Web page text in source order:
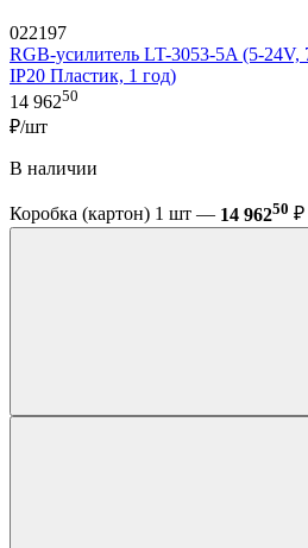
022197
RGB-усилитель LT-3053-5A (5-
IP20 Пластик, 1 год)
14 96250
₽/шт
В наличии
Коробка (картон) 1 шт — 14 96250 ₽